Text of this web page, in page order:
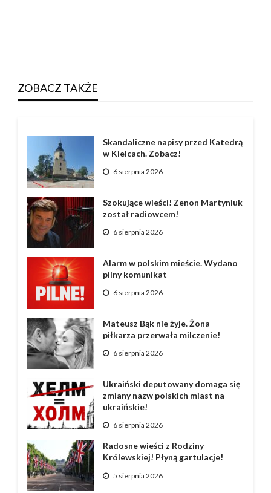
ZOBACZ TAKŻE
Skandaliczne napisy przed Katedrą
w Kielcach. Zobacz!
6 sierpnia 2026
Szokujące wieści! Zenon Martyniuk
został radiowcem!
6 sierpnia 2026
Alarm w polskim mieście. Wydano
pilny komunikat
6 sierpnia 2026
Mateusz Bąk nie żyje. Żona
piłkarza przerwała milczenie!
6 sierpnia 2026
Ukraiński deputowany domaga się
zmiany nazw polskich miast na
ukraińskie!
6 sierpnia 2026
Radosne wieści z Rodziny
Królewskiej! Płyną gartulacje!
5 sierpnia 2026